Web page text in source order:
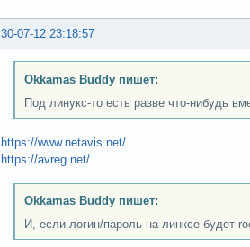
30-07-12 23:18:57
Okkamas Buddy пишет:
Под линукс-то есть разве что-нибудь
https://www.netavis.net/
https://avreg.net/
Okkamas Buddy пишет:
И, если логин/пароль на линксе будет